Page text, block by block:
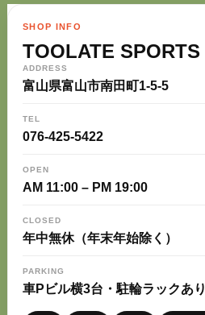
SHOP INFO
TOOLATE SPORTS
ADDRESS
富山県富山市南田町1-5-5
TEL
076-425-5422
OPEN
AM 11:00 – PM 19:00
CLOSED
年中無休（年末年始除く）
PARKING
車Pビル横3台・駐輪ラックあり